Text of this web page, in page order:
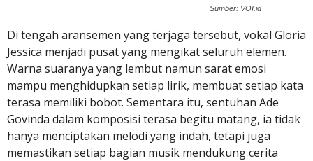
Sumber: VOI.id
Di tengah aransemen yang terjaga tersebut, vokal Gloria
Jessica menjadi pusat yang mengikat seluruh elemen.
Warna suaranya yang lembut namun sarat emosi
mampu menghidupkan setiap lirik, membuat setiap kata
terasa memiliki bobot. Sementara itu, sentuhan Ade
Govinda dalam komposisi terasa begitu matang, ia tidak
hanya menciptakan melodi yang indah, tetapi juga
memastikan setiap bagian musik mendukung cerita